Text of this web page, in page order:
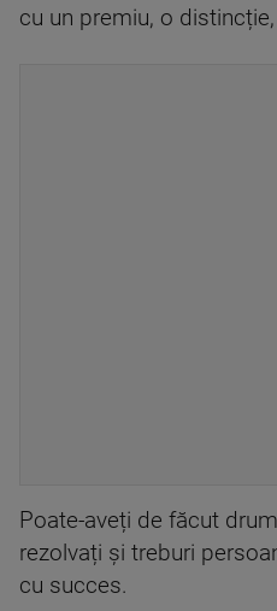
cu un premiu, o
Poate-aveți de făcut
rezolvați și treburi
cu succes.